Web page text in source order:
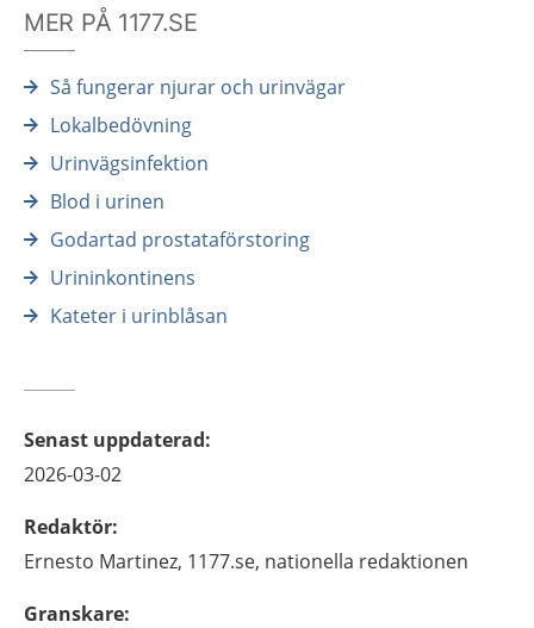
MER PÅ 1177.SE
Så fungerar njurar och urinvägar
Lokalbedövning
Urinvägsinfektion
Blod i urinen
Godartad prostataförstoring
Urininkontinens
Kateter i urinblåsan
Senast uppdaterad:
2026-03-02
Redaktör:
Ernesto Martinez, 1177.se, nationella redaktionen
Granskare: